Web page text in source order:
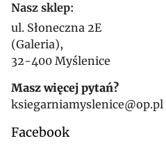
Nasz sklep:
ul. Słoneczna 2E
(Galeria),
32-400 Myślenice
Masz więcej pytań?
ksiegarniamyslenice@op.pl
Facebook